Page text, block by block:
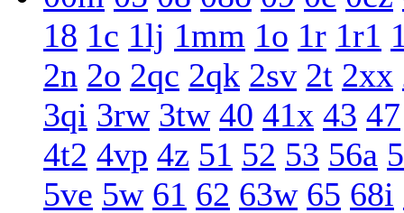
18 1c 1lj 1mm 1o 1r 1r1
2n 2o 2qc 2qk 2sv 2t 2xx
3qi 3rw 3tw 40 41x 43 47
4t2 4vp 4z 51 52 53 56a
5ve 5w 61 62 63w 65 68i